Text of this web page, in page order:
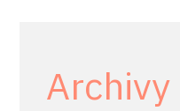
Archivy